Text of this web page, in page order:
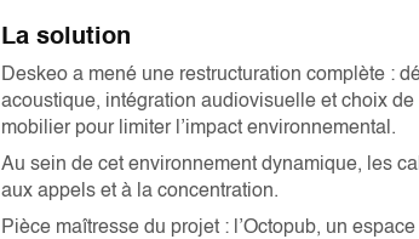
La solution
Deskeo a mené une restructuration complète :
acoustique, intégration audiovisuelle et choix
mobilier pour limiter l’impact environnemental.
Au sein de cet environnement dynamique, les
aux appels et à la concentration.
Pièce maîtresse du projet : l’Octopub, un